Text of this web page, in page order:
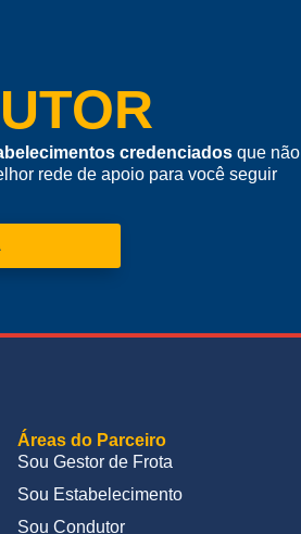
credenciados que não
rede de apoio para você seguir
Áreas do Parceiro
Sou Gestor de Frota
Sou Estabelecimento
Sou Condutor